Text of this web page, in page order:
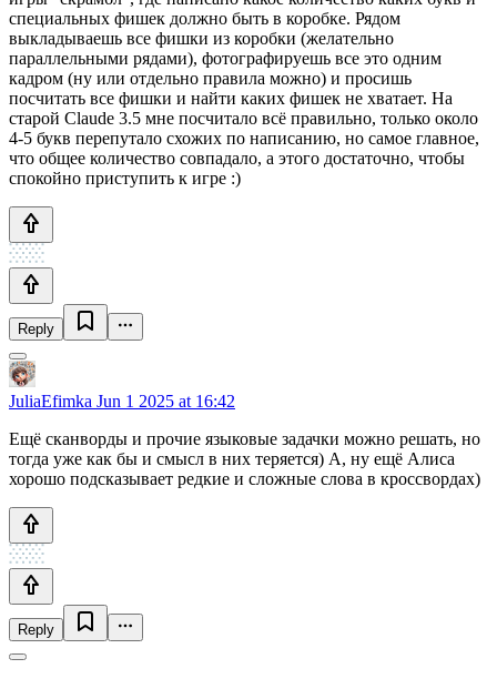
специальных фишек должно быть в коробке. Рядом
выкладываешь все фишки из коробки (желательно
параллельными рядами), фотографируешь все это одним
кадром (ну или отдельно правила можно) и просишь
посчитать все фишки и найти каких фишек не хватает. На
старой Claude 3.5 мне посчитало всё правильно, только около
4-5 букв перепутало схожих по написанию, но самое главное,
что общее количество совпадало, а этого достаточно, чтобы
спокойно приступить к игре :)
Reply
JuliaEfimka Jun 1 2025 at 16:42
Ещё сканворды и прочие языковые задачки можно решать, но
тогда уже как бы и смысл в них теряется) А, ну ещё Алиса
хорошо подсказывает редкие и сложные слова в кроссвордах)
Reply